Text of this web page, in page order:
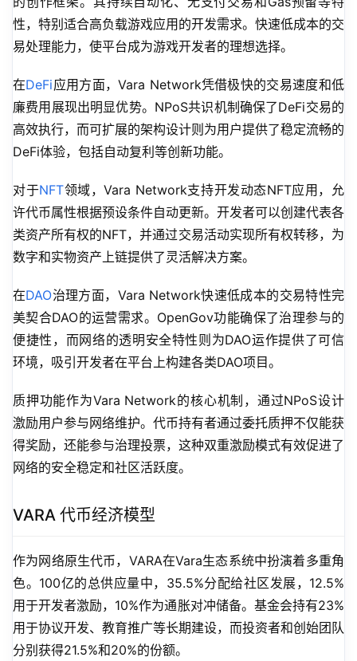
性，特别适合高负载游戏应用的开发需求。快速低成本的交
易处理能力，使平台成为游戏开发者的理想选择。
在DeFi应用方面，Vara Network凭借极快的交易速度和低
廉费用展现出明显优势。NPoS共识机制确保了DeFi交易的
高效执行，而可扩展的架构设计则为用户提供了稳定流畅的
DeFi体验，包括自动复利等创新功能。
对于NFT领域，Vara Network支持开发动态NFT应用，允
许代币属性根据预设条件自动更新。开发者可以创建代表各
类资产所有权的NFT，并通过交易活动实现所有权转移，为
数字和实物资产上链提供了灵活解决方案。
在DAO治理方面，Vara Network快速低成本的交易特性完
美契合DAO的运营需求。OpenGov功能确保了治理参与的
便捷性，而网络的透明安全特性则为DAO运作提供了可信
环境，吸引开发者在平台上构建各类DAO项目。
质押功能作为Vara Network的核心机制，通过NPoS设计
激励用户参与网络维护。代币持有者通过委托质押不仅能获
得奖励，还能参与治理投票，这种双重激励模式有效促进了
网络的安全稳定和社区活跃度。
VARA 代币经济模型
作为网络原生代币，VARA在Vara生态系统中扮演着多重角
色。100亿的总供应量中，35.5%分配给社区发展，12.5%
用于开发者激励，10%作为通胀对冲储备。基金会持有23%
用于协议开发、教育推广等长期建设，而投资者和创始团队
分别获得21.5%和20%的份额。